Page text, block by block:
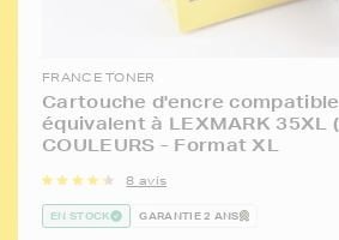
FRANCE TONER
Cartouche d'encre
équivalent à LEXMARK 35XL
COULEURS - Format XL
8 avis
EN STOCK GARANTIE 2 ANS